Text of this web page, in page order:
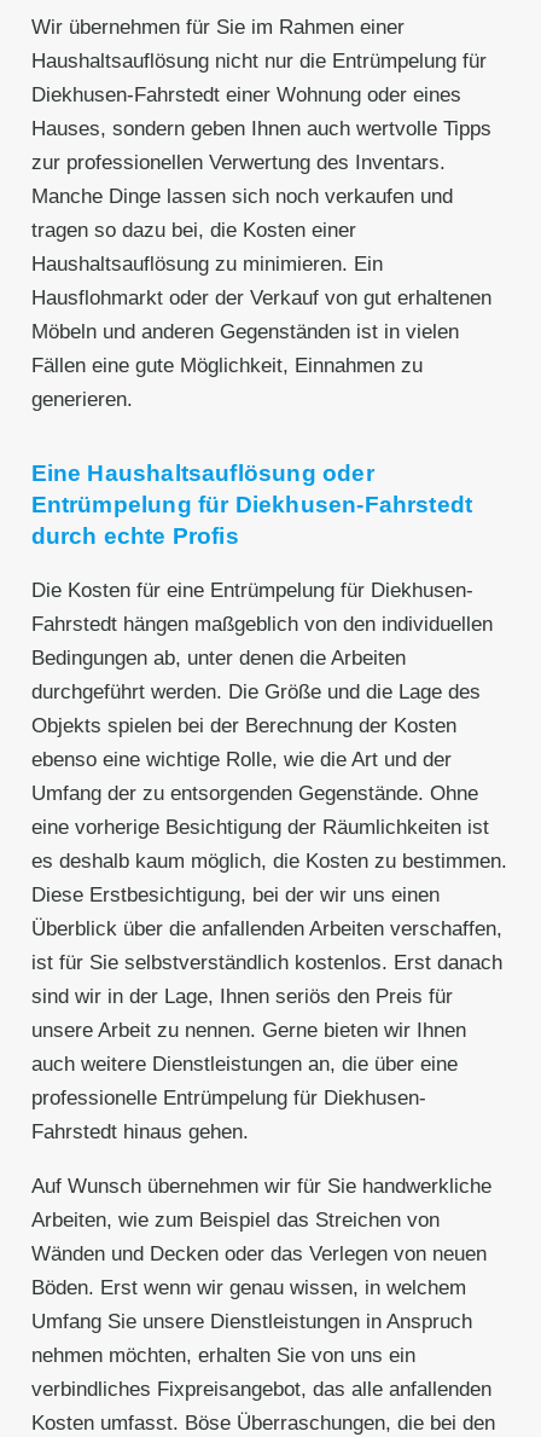
Wir übernehmen für Sie im Rahmen einer
Haushaltsauflösung nicht nur die Entrümpelung für
Diekhusen-Fahrstedt einer Wohnung oder eines
Hauses, sondern geben Ihnen auch wertvolle Tipps
zur professionellen Verwertung des Inventars.
Manche Dinge lassen sich noch verkaufen und
tragen so dazu bei, die Kosten einer
Haushaltsauflösung zu minimieren. Ein
Hausflohmarkt oder der Verkauf von gut erhaltenen
Möbeln und anderen Gegenständen ist in vielen
Fällen eine gute Möglichkeit, Einnahmen zu
generieren.
Eine Haushaltsauflösung oder
Entrümpelung für Diekhusen-Fahrstedt
durch echte Profis
Die Kosten für eine Entrümpelung für Diekhusen-
Fahrstedt hängen maßgeblich von den individuellen
Bedingungen ab, unter denen die Arbeiten
durchgeführt werden. Die Größe und die Lage des
Objekts spielen bei der Berechnung der Kosten
ebenso eine wichtige Rolle, wie die Art und der
Umfang der zu entsorgenden Gegenstände. Ohne
eine vorherige Besichtigung der Räumlichkeiten ist
es deshalb kaum möglich, die Kosten zu bestimmen.
Diese Erstbesichtigung, bei der wir uns einen
Überblick über die anfallenden Arbeiten verschaffen,
ist für Sie selbstverständlich kostenlos. Erst danach
sind wir in der Lage, Ihnen seriös den Preis für
unsere Arbeit zu nennen. Gerne bieten wir Ihnen
auch weitere Dienstleistungen an, die über eine
professionelle Entrümpelung für Diekhusen-
Fahrstedt hinaus gehen.
Auf Wunsch übernehmen wir für Sie handwerkliche
Arbeiten, wie zum Beispiel das Streichen von
Wänden und Decken oder das Verlegen von neuen
Böden. Erst wenn wir genau wissen, in welchem
Umfang Sie unsere Dienstleistungen in Anspruch
nehmen möchten, erhalten Sie von uns ein
verbindliches Fixpreisangebot, das alle anfallenden
Kosten umfasst. Böse Überraschungen, die bei den